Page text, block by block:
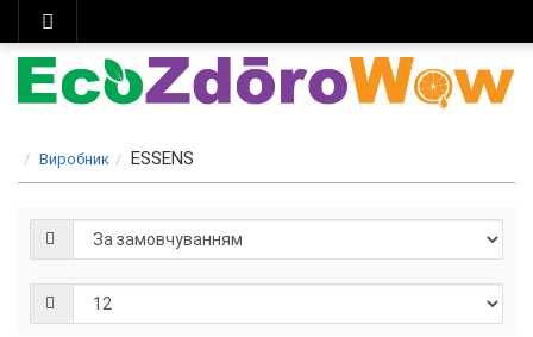
Виробник ESSENS